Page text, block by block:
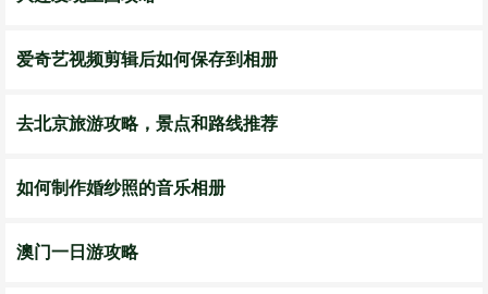
爱奇艺视频剪辑后如何保存到相册
去北京旅游攻略，景点和路线推荐
如何制作婚纱照的音乐相册
澳门一日游攻略